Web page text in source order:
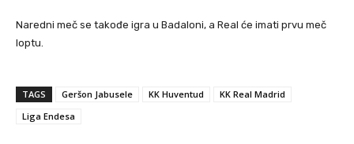
Naredni meč se takođe igra u Badaloni, a Real će imati prvu meč
loptu.
TAGS Geršon Jabusele KK Huventud
KK Real Madrid
Liga Endesa